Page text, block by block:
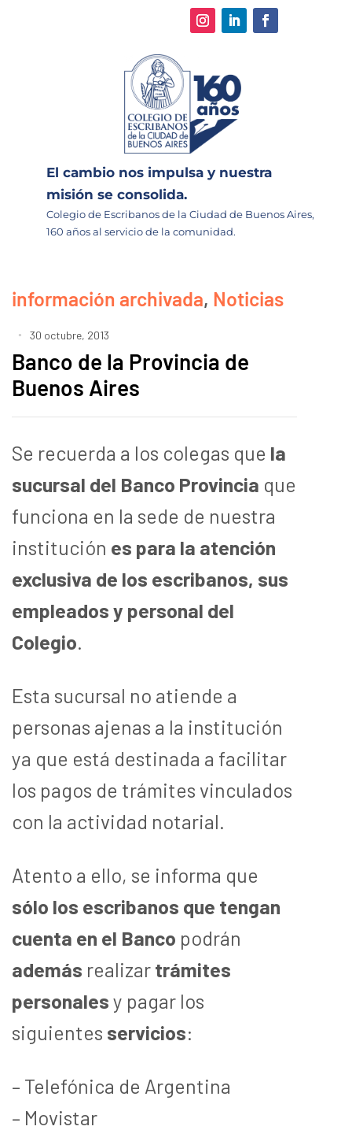
El cambio nos impulsa y nuestra
misión se consolida.
Colegio de Escribanos de la Ciudad de Buenos Aires,
160 años al servicio de la comunidad.
información archivada, Noticias
30 octubre, 2013
Banco de la Provincia de
Buenos Aires
Se recuerda a los colegas que la
sucursal del Banco Provincia que
funciona en la sede de nuestra
institución es para la atención
exclusiva de los escribanos, sus
empleados y personal del
Colegio.
Esta sucursal no atiende a
personas ajenas a la institución
ya que está destinada a facilitar
los pagos de trámites vinculados
con la actividad notarial.
Atento a ello, se informa que
sólo los escribanos que tengan
cuenta en el Banco podrán
además realizar trámites
personales y pagar los
siguientes servicios:
– Telefónica de Argentina
– Movistar